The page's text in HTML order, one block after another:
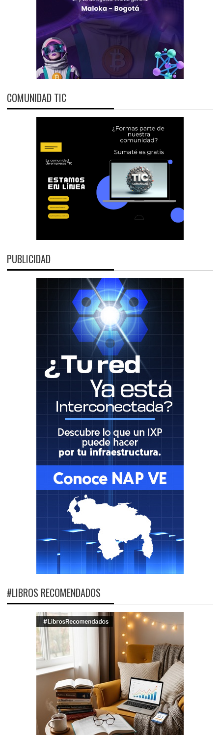
COMUNIDAD TIC
PUBLICIDAD
#LIBROS RECOMENDADOS